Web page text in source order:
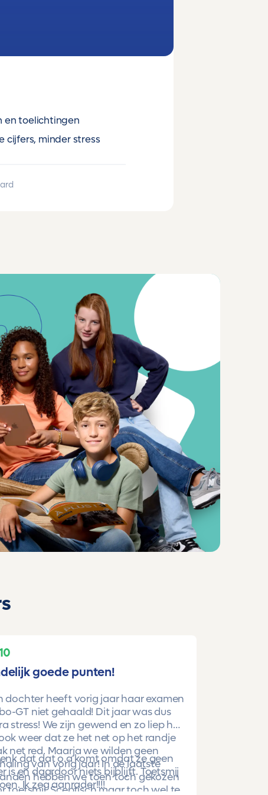
en toelichtingen
cijfers, minder stress
goede punten!
dochter heeft vorig jaar haar examen
GT niet gehaald! Dit jaar was dus
stress! We zijn gewend en zo liep het
weer dat ze het net op het randje
net red. Maarja we wilden geen
van vorig jaar! In de laatste
hebben we toen toch gekozen
toetsmij. Sceptisch maar toch wel te
dat dat o.a komt omdat ze geen
is en daardoor niets bijblijft. Toetsmij
Ik zeg aanrader!!!!